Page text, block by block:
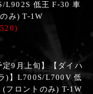
L902S 低王 F-30 車
み) T-1W
定9月上旬】【ダイハ
)】L700S/L700V 低
フロントのみ) T-1W